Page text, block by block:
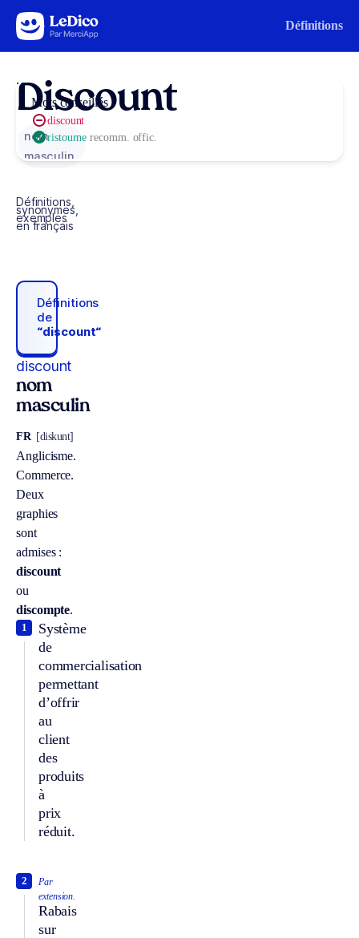
Aller au contenu Définitions
Discount
nom
masculin
Définitions,
synonymes,
exemples
en français
Définitions
de
“discount“
discount
nom
masculin
FR [diskunt]
Anglicisme.
Commerce.
Deux
graphies
sont
admises :
discount
ou
discompte.
Système
de
commercialisation
permettant
d’offrir
au
client
des
produits
à
prix
réduit.
1
Par
extension.
Rabais
sur
2
Mots conseillés
discount
ristournerecomm. offic.